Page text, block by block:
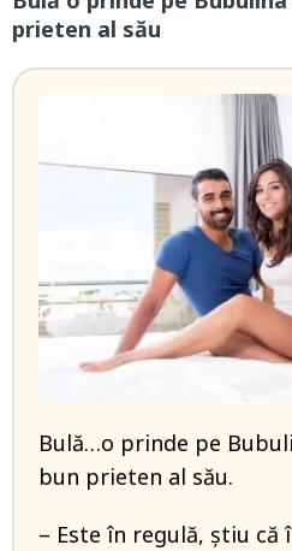
prieten al său
Bulă…o prinde pe
bun prieten al său.
– Este în regulă, știu